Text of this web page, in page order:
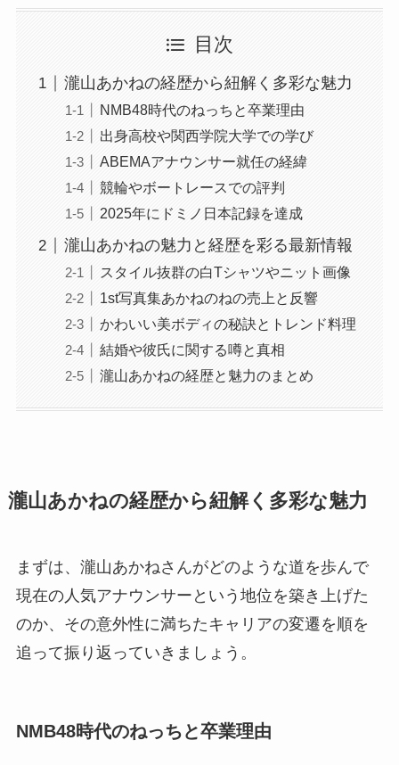
目次
瀧山あかねの経歴から紐解く多彩な魅力
NMB48時代のねっちと卒業理由
出身高校や関西学院大学での学び
ABEMAアナウンサー就任の経緯
競輪やボートレースでの評判
2025年にドミノ日本記録を達成
瀧山あかねの魅力と経歴を彩る最新情報
スタイル抜群の白Tシャツやニット画像
1st写真集あかねのねの売上と反響
かわいい美ボディの秘訣とトレンド料理
結婚や彼氏に関する噂と真相
瀧山あかねの経歴と魅力のまとめ
瀧山あかねの経歴から紐解く多彩な魅力
まずは、瀧山あかねさんがどのような道を歩んで
現在の人気アナウンサーという地位を築き上げた
のか、その意外性に満ちたキャリアの変遷を順を
追って振り返っていきましょう。
NMB48時代のねっちと卒業理由